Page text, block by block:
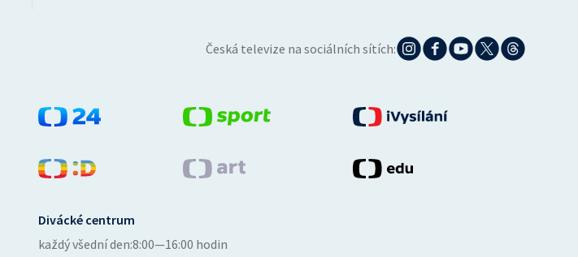
Česká televize na sociálních sítích:
Divácké centrum
každý všední den:8:00—16:00 hodin